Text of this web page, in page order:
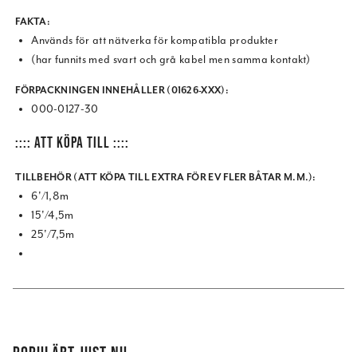
FAKTA:
Används för att nätverka för kompatibla produkter
(har funnits med svart och grå kabel men samma kontakt)
FÖRPACKNINGEN INNEHÅLLER (01626-XXX):
000-0127-30
:::: ATT KÖPA TILL ::::
TILLBEHÖR (ATT KÖPA TILL EXTRA FÖR EV FLER BÅTAR M.M.):
6'/1,8m
15'/4,5m
25'/7,5m